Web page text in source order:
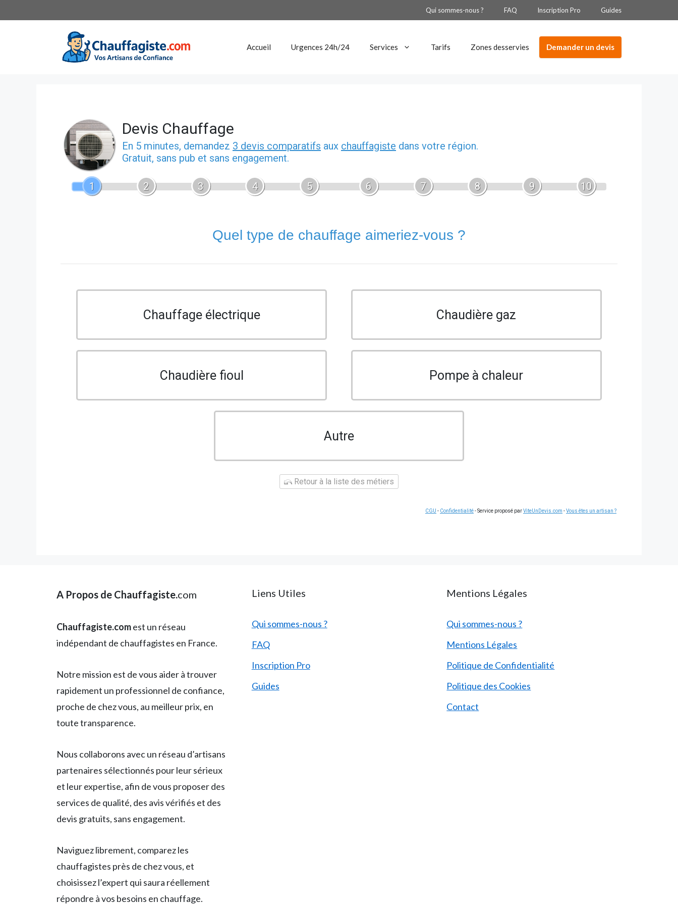
au
Qui sommes-nous ? FAQ Inscription Pro Guides
Accueil Urgences 24h/24 Services Tarifs Zones desservies Demander un devis
Devis Chauffage
En 5 minutes, demandez 3 devis comparatifs aux chauffagiste dans votre région.
Gratuit, sans pub et sans engagement.
1 2 3 4 5 6 7 8 9 10
Quel type de chauffage aimeriez-vous ?
Chauffage électrique Chaudière gaz
Chaudière fioul Pompe à chaleur
Autre
Retour à la liste des métiers
CGU - Confidentialité- Service proposé parViteUnDevis.com -Vous êtes un artisan ?
A Propos de Chauffagiste.com
Chauffagiste.comest un réseau
indépendant de chauffagistes en France.
Notre mission est de vous aider à trouver
rapidement un professionnel de confiance,
proche de chez vous, au meilleur prix, en
toute transparence.
Nous collaborons avec un réseau d’artisans
partenaires sélectionnés pour leur sérieux
et leur expertise, afin de vous proposer des
services de qualité, des avis vérifiés et des
devis gratuits, sans engagement.
Naviguez librement, comparez les
chauffagistes près de chez vous, et
choisissez l’expert qui saura réellement
répondre à vos besoins en chauffage.
Liens Utiles
Qui sommes-nous ?
FAQ
Inscription Pro
Guides
Mentions Légales
Qui sommes-nous ?
Mentions Légales
Politique de Confidentialité
Politique des Cookies
Contact